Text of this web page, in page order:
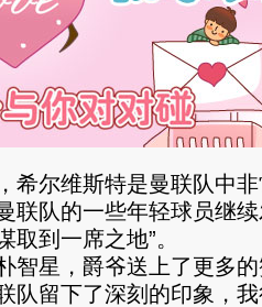
希尔维斯特是曼联队中
联队的一些年轻球员继
取到一席之地”。
星，爵爷送上了更多的
队留下了深刻的印象，